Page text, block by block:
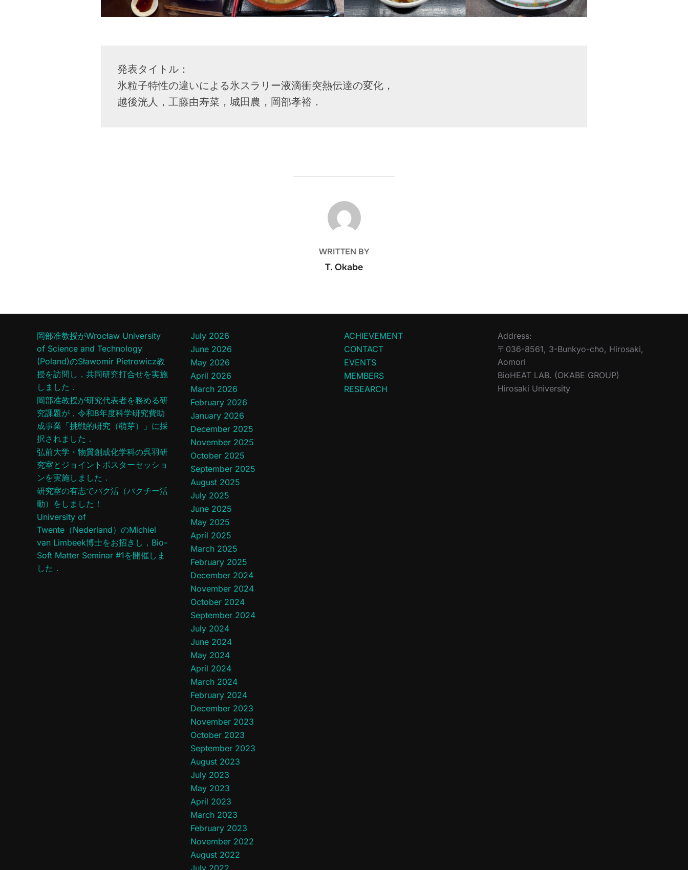
発表タイトル：
氷粒子特性の違いによる氷スラリー液滴衝突熱伝達の変化，
越後洸人，工藤由寿菜，城田農，岡部孝裕．
POST AUTHOR
WRITTEN BY
T. Okabe
岡部准教授がWrocław University
of Science and Technology
(Poland)のSławomir Pietrowicz教
授を訪問し，共同研究打合せを実施
しました．
岡部准教授が研究代表者を務める研
究課題が，令和8年度科学研究費助
成事業「挑戦的研究（萌芽）」に採
択されました．
弘前大学・物質創成化学科の呉羽研
究室とジョイントポスターセッショ
ンを実施しました．
研究室の有志でパク活（パクチー活
動）をしました！
University of
Twente（Nederland）のMichiel
van Limbeek博士をお招きし，Bio-
Soft Matter Seminar #1を開催しま
した．
July 2026
June 2026
May 2026
April 2026
March 2026
February 2026
January 2026
December 2025
November 2025
October 2025
September 2025
August 2025
July 2025
June 2025
May 2025
April 2025
March 2025
February 2025
December 2024
November 2024
October 2024
September 2024
July 2024
June 2024
May 2024
April 2024
March 2024
February 2024
December 2023
November 2023
October 2023
September 2023
August 2023
July 2023
May 2023
April 2023
March 2023
February 2023
November 2022
August 2022
July 2022
ACHIEVEMENT
CONTACT
EVENTS
MEMBERS
RESEARCH
Address:
〒036-8561, 3-Bunkyo-cho, Hirosaki,
Aomori
BioHEAT LAB. (OKABE GROUP)
Hirosaki University